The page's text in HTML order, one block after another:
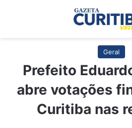
Geral
Prefeito
abre votações
Curitiba nas